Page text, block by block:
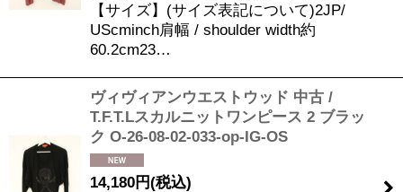
【サイズ】(サイズ表記について)2JP/
UScminch肩幅 / shoulder width約
60.2cm23…
ヴィヴィアンウエストウッド 中古 /
T.F.T.Lスカルニットワンピース 2 ブラッ
ク O-26-08-02-033-op-IG-OS
14,180円(税込)